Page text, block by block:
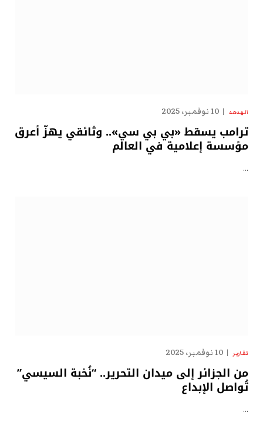
الهدهد 10 نوفمبر، 2025
ترامب يسقط «بي بي سي».. وثائقي يهزّ أعرق
مؤسسة إعلامية في العالم
…
تقارير 10 نوفمبر، 2025
من الجزائر إلى ميدان التحرير.. “نُخبة السيسي”
تُواصل الإبداع
…